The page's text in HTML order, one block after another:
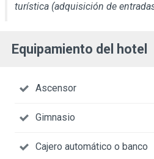
turística (adquisición de
Equipamiento del hotel
Ascensor
Gimnasio
Cajero automático o banco